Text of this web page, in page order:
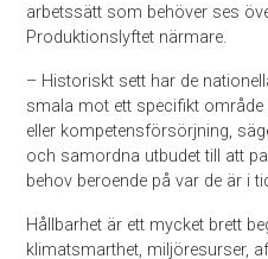
arbetssätt som behöver ses
Produktionslyftet närmare.
– Historiskt sett har de
smala mot ett specifikt
eller kompetensförsörjning,
och samordna utbudet till att
behov beroende på var de är i
Hållbarhet är ett mycket brett
klimatsmarthet, miljöresurser,